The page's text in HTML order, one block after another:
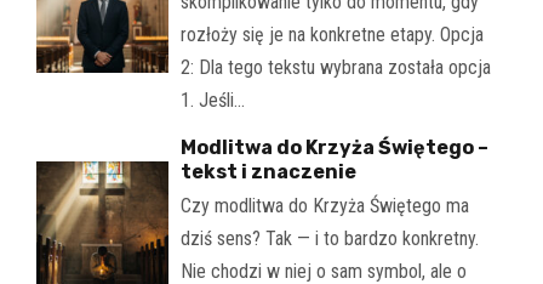
rozłoży się je na konkretne etapy. Opcja
2: Dla tego tekstu wybrana została opcja
1. Jeśli…
Modlitwa do Krzyża Świętego –
tekst i znaczenie
Czy modlitwa do Krzyża Świętego ma
dziś sens? Tak — i to bardzo konkretny.
Nie chodzi w niej o sam symbol, ale o